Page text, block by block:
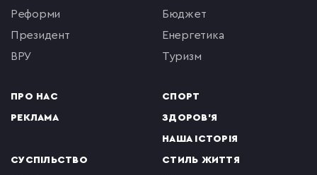
реформи
президент
ВРУ
ПРО НАС
РЕКЛАМА
бюджет
енергетика
туризм
СПОРТ
ЗДОРОВ'Я
НАША ІСТОРІЯ
СУСПІЛЬСТВО СТИЛЬ ЖИТТЯ